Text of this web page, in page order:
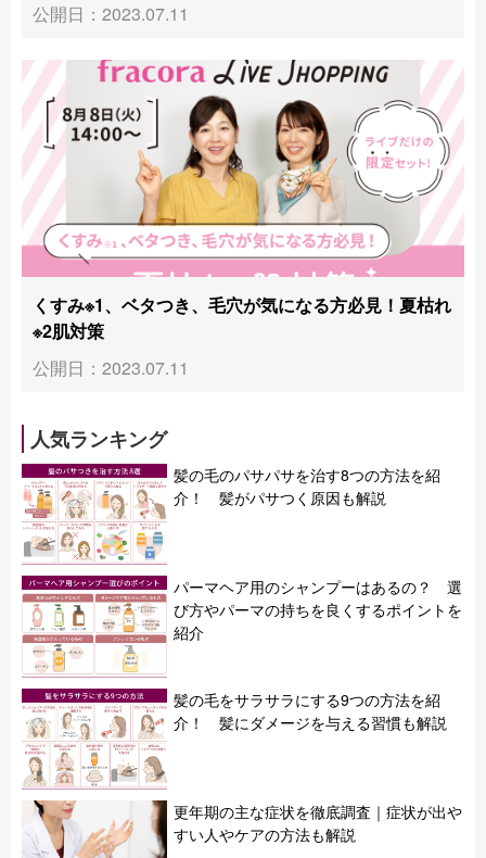
公開日：2023.07.11
くすみ※1、ベタつき、毛穴が気になる方必見！夏枯れ
※2肌対策
公開日：2023.07.11
人気ランキング
髪の毛のパサパサを治す8つの方法を紹
介！ 髪がパサつく原因も解説
パーマヘア用のシャンプーはあるの？ 選
び方やパーマの持ちを良くするポイントを
紹介
髪の毛をサラサラにする9つの方法を紹
介！ 髪にダメージを与える習慣も解説
更年期の主な症状を徹底調査｜症状が出や
すい人やケアの方法も解説